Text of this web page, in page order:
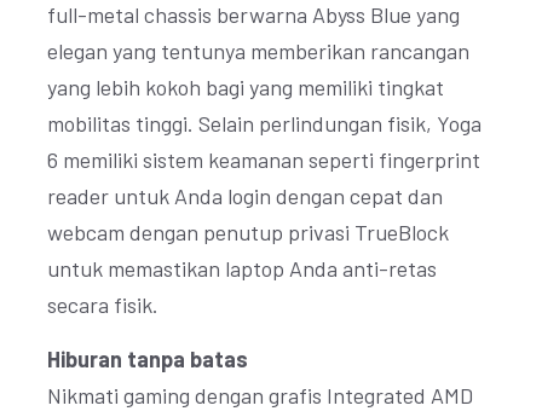
full-metal chassis berwarna Abyss Blue yang
elegan yang tentunya memberikan rancangan
yang lebih kokoh bagi yang memiliki tingkat
mobilitas tinggi. Selain perlindungan fisik, Yoga
6 memiliki sistem keamanan seperti fingerprint
reader untuk Anda login dengan cepat dan
webcam dengan penutup privasi TrueBlock
untuk memastikan laptop Anda anti-retas
secara fisik.
Hiburan tanpa batas
Nikmati gaming dengan grafis Integrated AMD